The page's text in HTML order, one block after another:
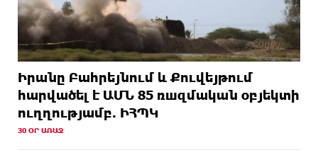
Իրանը Բահրեյնում և Քուվեյթում
hարվածել է ԱՄՆ 85 ռшզմական օբյեկտի
ուղղությամբ. ԻՀՊԿ
30 ՕՐ ԱՌԱՋ